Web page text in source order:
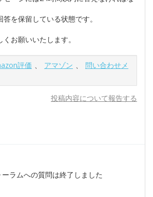
を保留している状態です。
お願いいたします。
評価 、 アマゾン 、
問い合わせメ
投稿内容について報告する
ーラムへの質問は終了しました